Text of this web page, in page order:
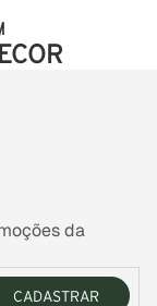
da
CADASTRAR